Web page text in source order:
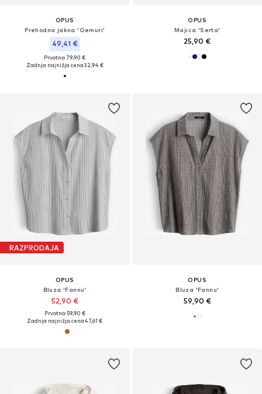
OPUS
Prehodna jakna 'Gemuri'
49,41 €
Prvotno: 79,90 €
Zadnja najnižja cena32,94 €
OPUS
Majica 'Serta'
25,90 €
RAZPRODAJA
OPUS
Bluza 'Fannu'
52,90 €
Prvotno: 59,90 €
Zadnja najnižja cena47,61 €
OPUS
Bluza 'Fannu'
59,90 €